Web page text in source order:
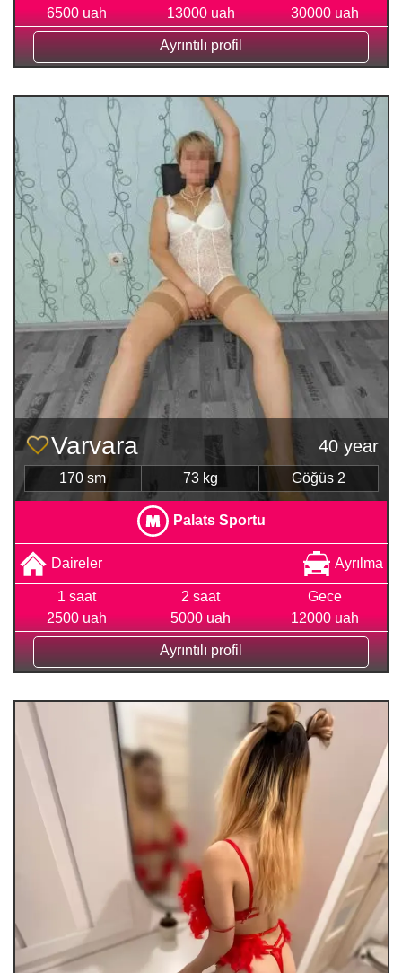
6500 uah
13000 uah
30000 uah
Ayrıntılı profil
Varvara 40 year
170 sm 73 kg Göğüs 2
Palats Sportu
Daireler Ayrılma
1 saat
2500 uah
2 saat
5000 uah
Gece
12000 uah
Ayrıntılı profil